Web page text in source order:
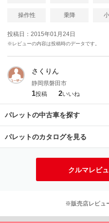
操作性 乗降
投稿日：2015年01月24日
※レビューの内容は投稿時のデータです。
さくりん
静岡県磐田市
1投稿 2いいね
パレットの中古車を探す
パレットのカタログを見る
クルマレビ
※販売店レビュ